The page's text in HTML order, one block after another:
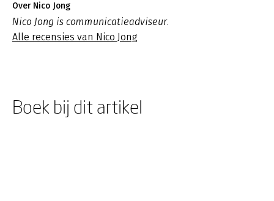
Over Nico Jong
Nico Jong is communicatieadviseur.
Alle recensies van Nico Jong
Boek bij dit artikel